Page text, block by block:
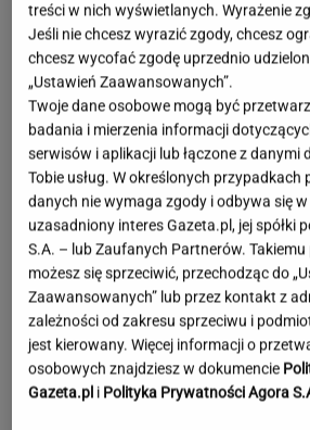
To najdłuższe jezioro w
treści w nich wyświetlanych. Wyrażenie
Jeśli nie chcesz wyrazić zgody, chcesz
chcesz wycofać zgodę uprzednio
„Ustawień Zaawansowanych”.
Twoje dane osobowe mogą być
badania i mierzenia informacji
serwisów i aplikacji lub łączone z danymi
Tobie usług. W określonych przypadkach
danych nie wymaga zgody i odbywa się
uzasadniony interes Gazeta.pl, jej spółki
S.A. – lub Zaufanych Partnerów.
możesz się sprzeciwić, przechodząc do
Zaawansowanych” lub przez kontakt z
zależności od zakresu sprzeciwu i
jest kierowany. Więcej informacji o
osobowych znajdziesz w dokumencie
Gazeta.pl i Polityka Prywatności Agora